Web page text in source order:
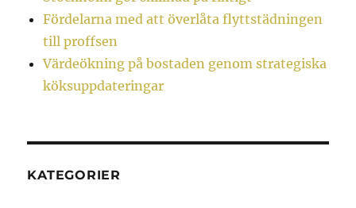
Fördelarna med att överlåta flyttstädningen
till proffsen
Värdeökning på bostaden genom strategiska
köksuppdateringar
KATEGORIER